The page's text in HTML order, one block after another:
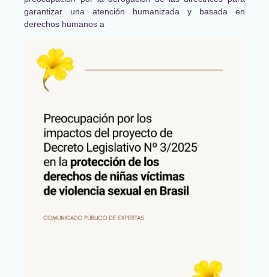
garantizar una atención humanizada y basada en
derechos humanos a